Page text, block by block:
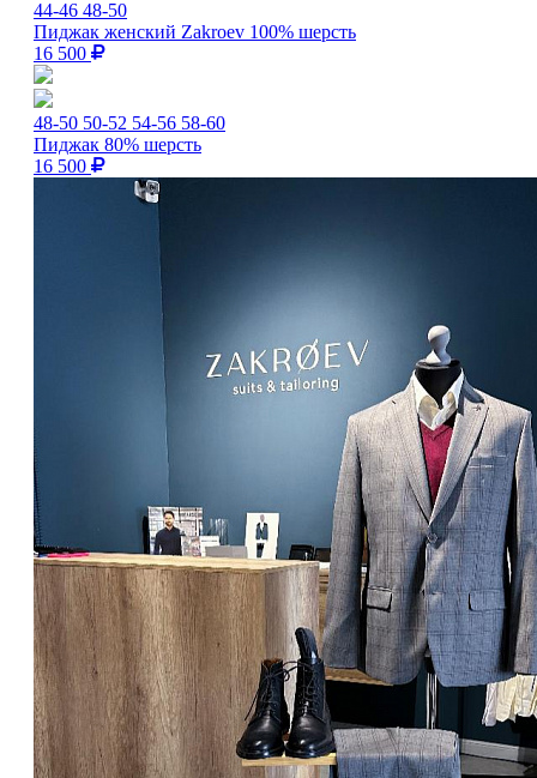
44-46 48-50
Пиджак женский Zakroev 100% шерсть
16 500
48-50 50-52 54-56 58-60
Пиджак 80% шерсть
16 500